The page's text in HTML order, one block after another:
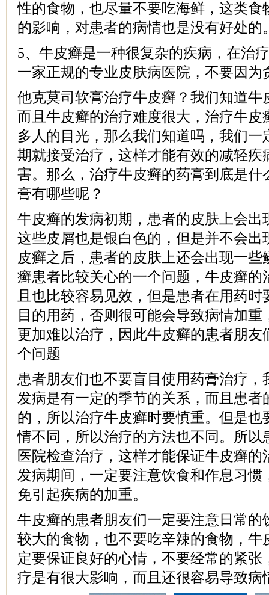
性的食物，也尽量不要吃海鲜，这类食
的影响，对患者的病情也是没有好处的
5、牛皮癣是一种很复杂的疾病，在治
一家正规的专业皮肤病医院，不要因为
他克莫司软膏治疗牛皮癣？我们知道牛
而且牛皮癣的治疗难度很大，治疗牛皮
多人的目光，那么我们知道吗，我们一
期就接受治疗，这样才能有效的减轻疾
害。那么，治疗牛皮癣的药膏到底是什
膏有哪些呢？
牛皮癣的发病初期，患者的皮肤上会出
这些皮屑也是银白色的，但是并不会出
皮癣之后，患者的皮肤上还会出现一些
癣患者比较关心的一个问题，牛皮癣的
且也比较容易见效，但是患者在用药
目的用药，否则很可能会导致病情加
更加难以治疗，因此牛皮癣的患者朋友
个问题
患者朋友们也不要盲目使用药膏治疗，
发病是有一定的季节的关系，而且患者
的，所以治疗牛皮癣时要慎重。但是也
情不同，所以治疗的方法也不同。所以
医院检查治疗，这样才能保证牛皮癣的
发病期间，一定要注意饮食和作息习惯
免引起疾病的加重。
牛皮癣的患者朋友们一定要注意日常的
较大的食物，也不要吃辛辣的食物，牛
定要保证良好的心情，不要经常的紧张
疗是有很大影响，而且还很容易导致病